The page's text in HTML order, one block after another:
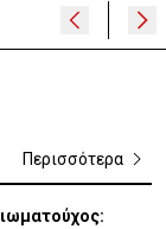
Περισσότερα